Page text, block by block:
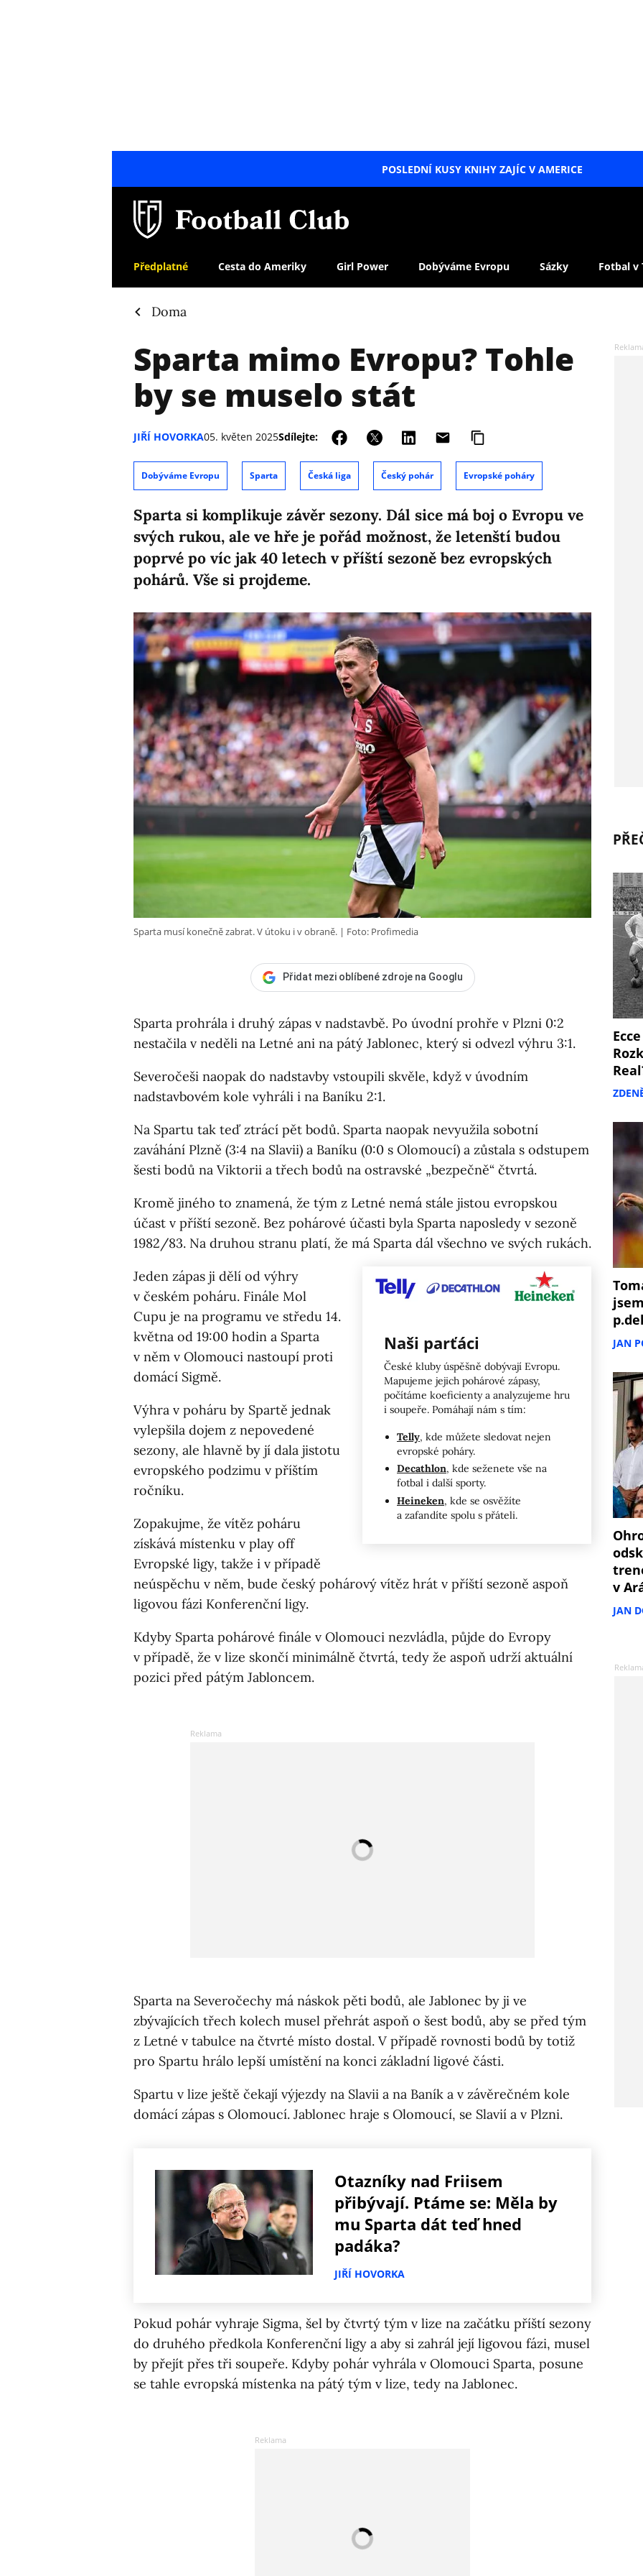
POSLEDNÍ KUSY KNIHY ZAJÍC V AMERICE
Předplatné Cesta do Ameriky Girl Power Dobýváme Evropu Sázky Fotbal v
Doma
Sparta mimo Evropu? Tohle
by se muselo stát
JIŘÍ HOVORKA05. květen 2025Sdílejte:
Dobýváme Evropu Sparta Česká liga Český pohár Evropské poháry
Sparta si komplikuje závěr sezony. Dál sice má boj o Evropu ve
svých rukou, ale ve hře je pořád možnost, že letenští budou
poprvé po víc jak 40 letech v příští sezoně bez evropských
pohárů. Vše si projdeme.
Sparta musí konečně zabrat. V útoku i v obraně. Foto: Profimedia
Přidat mezi oblíbené zdroje na Googlu
Sparta prohrála i druhý zápas v nadstavbě. Po úvodní prohře v Plzni 0:2
nestačila v neděli na Letné ani na pátý Jablonec, který si odvezl výhru 3:1.
Severočeši naopak do nadstavby vstoupili skvěle, když v úvodním
nadstavbovém kole vyhráli i na Baníku 2:1.
Na Spartu tak teď ztrácí pět bodů. Sparta naopak nevyužila sobotní
zaváhání Plzně (3:4 na Slavii) a Baníku (0:0 s Olomoucí) a zůstala s odstupem
šesti bodů na Viktorii a třech bodů na ostravské „bezpečně“ čtvrtá.
Kromě jiného to znamená, že tým z Letné nemá stále jistou evropskou
účast v příští sezoně. Bez pohárové účasti byla Sparta naposledy v sezoně
1982/83. Na druhou stranu platí, že má Sparta dál všechno ve svých rukách.
Naši parťáci
České kluby úspěšně dobývají Evropu.
Mapujeme jejich pohárové zápasy,
počítáme koeficienty a analyzujeme hru
i soupeře. Pomáhají nám s tím:
Telly, kde můžete sledovat nejen
evropské poháry.
Decathlon, kde seženete vše na
fotbal i další sporty.
Heineken, kde se osvěžíte
a zafandíte spolu s přáteli.
Jeden zápas ji dělí od výhry
v českém poháru. Finále Mol
Cupu je na programu ve středu 14.
května od 19:00 hodin a Sparta
v něm v Olomouci nastoupí proti
domácí Sigmě.
Výhra v poháru by Spartě jednak
vylepšila dojem z nepovedené
sezony, ale hlavně by jí dala jistotu
evropského podzimu v příštím
ročníku.
Zopakujme, že vítěz poháru
získává místenku v play off
Evropské ligy, takže i v případě
neúspěchu v něm, bude český pohárový vítěz hrát v příští sezoně aspoň
ligovou fázi Konferenční ligy.
Kdyby Sparta pohárové finále v Olomouci nezvládla, půjde do Evropy
v případě, že v lize skončí minimálně čtvrtá, tedy že aspoň udrží aktuální
pozici před pátým Jabloncem.
Sparta na Severočechy má náskok pěti bodů, ale Jablonec by ji ve
zbývajících třech kolech musel přehrát aspoň o šest bodů, aby se před tým
z Letné v tabulce na čtvrté místo dostal. V případě rovnosti bodů by totiž
pro Spartu hrálo lepší umístění na konci základní ligové části.
Spartu v lize ještě čekají výjezdy na Slavii a na Baník a v závěrečném kole
domácí zápas s Olomoucí. Jablonec hraje s Olomoucí, se Slavií a v Plzni.
Otazníky nad Friisem
přibývají. Ptáme se: Měla by
mu Sparta dát teď hned
padáka?
JIŘÍ HOVORKA
Pokud pohár vyhraje Sigma, šel by čtvrtý tým v lize na začátku příští sezony
do druhého předkola Konferenční ligy a aby si zahrál její ligovou fázi, musel
by přejít přes tři soupeře. Kdyby pohár vyhrála v Olomouci Sparta, posune
se tahle evropská místenka na pátý tým v lize, tedy na Jablonec.
p.del
JAN
v
JAN